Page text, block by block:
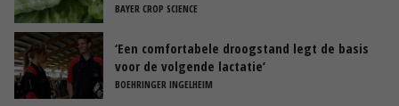
BAYER CROP SCIENCE
‘Een comfortabele droogstand legt de basis
voor de volgende lactatie’
BOEHRINGER INGELHEIM